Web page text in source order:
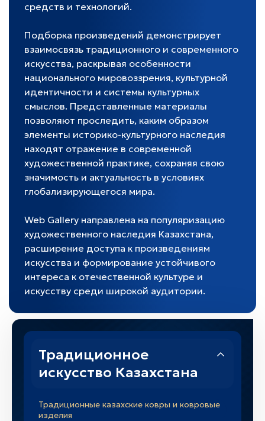
средств и технологий.
Подборка произведений демонстрирует
взаимосвязь традиционного и современного
искусства, раскрывая особенности
национального мировоззрения, культурной
идентичности и системы культурных
смыслов. Представленные материалы
позволяют проследить, каким образом
элементы историко-культурного наследия
находят отражение в современной
художественной практике, сохраняя свою
значимость и актуальность в условиях
глобализирующегося мира.
Web Gallery направлена на популяризацию
художественного наследия Казахстана,
расширение доступа к произведениям
искусства и формирование устойчивого
интереса к отечественной культуре и
искусству среди широкой аудитории.
Традиционное
искусство Казахстана
Традиционные казахские ковры и ковровые
изделия